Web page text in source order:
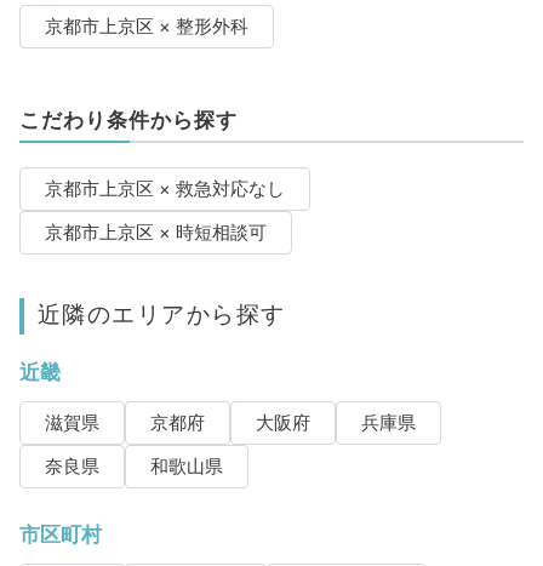
京都市上京区 × 整形外科
こだわり条件から探す
京都市上京区 × 救急対応なし
京都市上京区 × 時短相談可
近隣のエリアから探す
近畿
滋賀県 京都府 大阪府
兵庫県
奈良県
和歌山県
市区町村